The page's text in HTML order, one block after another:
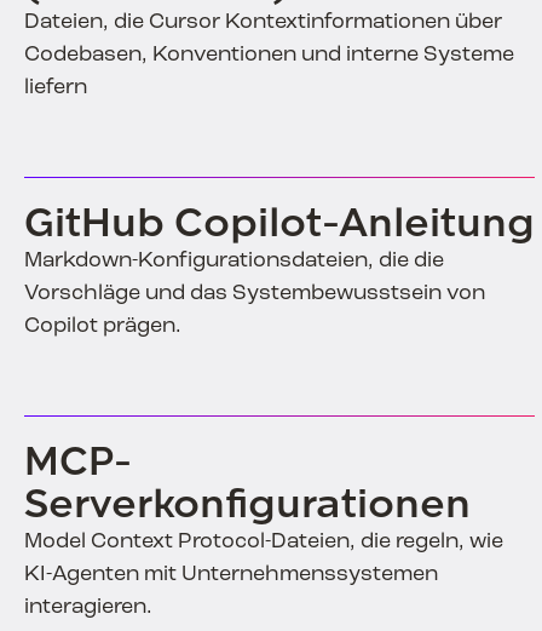
Dateien, die Cursor Kontextinformationen über
Codebasen, Konventionen und interne Systeme
liefern
GitHub Copilot-Anleitung
Markdown-Konfigurationsdateien, die die
Vorschläge und das Systembewusstsein von
Copilot prägen.
MCP-
Serverkonfigurationen
Model Context Protocol-Dateien, die regeln, wie
KI-Agenten mit Unternehmenssystemen
interagieren.